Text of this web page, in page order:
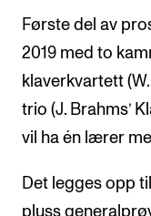
Første del av
2019 med to
klaverkvartett
trio (J. Brahms’
vil ha én lærer
Det legges opp
pluss